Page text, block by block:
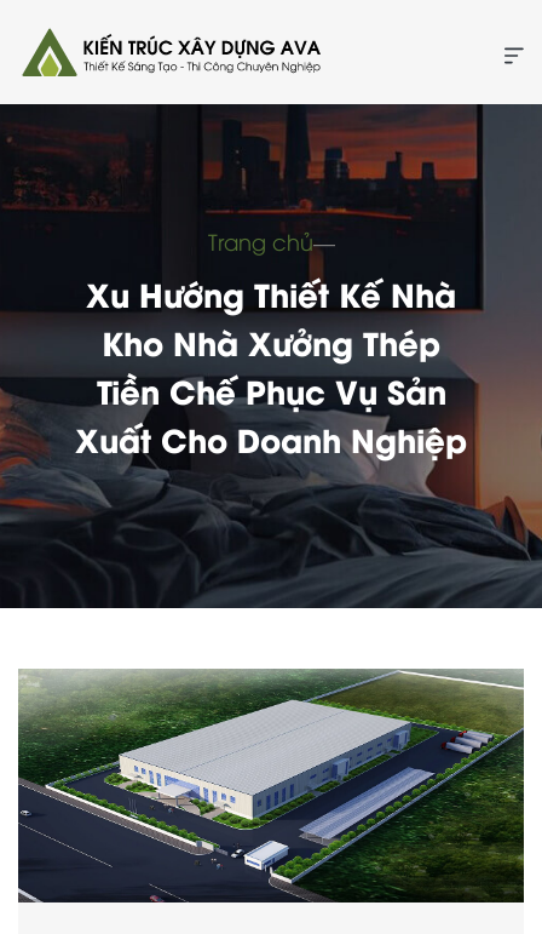
Trang chủ―
Xu Hướng Thiết Kế Nhà
Kho Nhà Xưởng Thép
Tiền Chế Phục Vụ Sản
Xuất Cho Doanh Nghiệp